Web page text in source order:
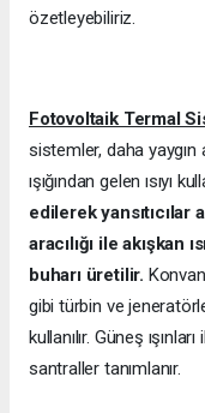
özetleyebiliriz.
Fotovoltaik Termal
sistemler, daha
ışığından gelen ısıyı
edilerek yansıtıcılar
aracılığı ile akışkan
buharı üretilir.
gibi türbin ve
kullanılır. Güneş
santraller tanımlanır.